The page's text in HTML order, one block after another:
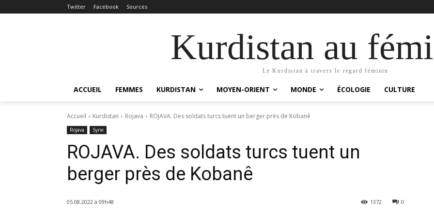
Twitter Facebook Sources
Kurdistan au
Le Kurdistan à travers le regard féminin
ACCUEIL FEMMES KURDISTAN MOYEN-ORIENT MONDE ÉCOLOGIE CULTURE
Accueil Kurdistan Rojava ROJAVA. Des soldats turcs tuent un berger près de Kobanê
Rojava Syrie
ROJAVA. Des soldats turcs tuent un
berger près de Kobanê
05.08.2022 à 09h48 0
1372